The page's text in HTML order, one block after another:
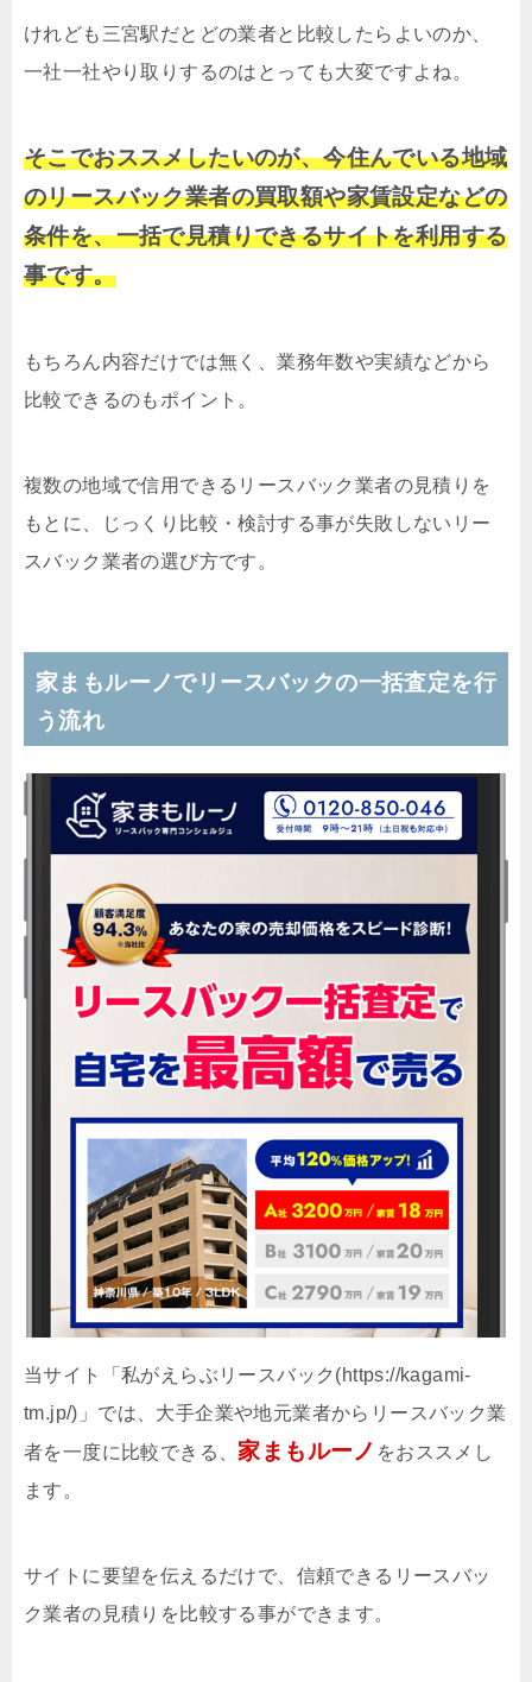
けれども三宮駅だとどの業者と比較したらよいのか、
一社一社やり取りするのはとっても大変ですよね。
そこでおススメしたいのが、今住んでいる地域
のリースバック業者の買取額や家賃設定などの
条件を、一括で見積りできるサイトを利用する
事です。
もちろん内容だけでは無く、業務年数や実績などから
比較できるのもポイント。
複数の地域で信用できるリースバック業者の見積りを
もとに、じっくり比較・検討する事が失敗しないリー
スバック業者の選び方です。
家まもルーノでリースバックの一括査定を行
う流れ
当サイト「私がえらぶリースバック(https://kagami-
tm.jp/)」では、大手企業や地元業者からリースバック業
者を一度に比較できる、家まもルーノ をおススメし
ます。
サイトに要望を伝えるだけで、信頼できるリースバッ
ク業者の見積りを比較する事ができます。